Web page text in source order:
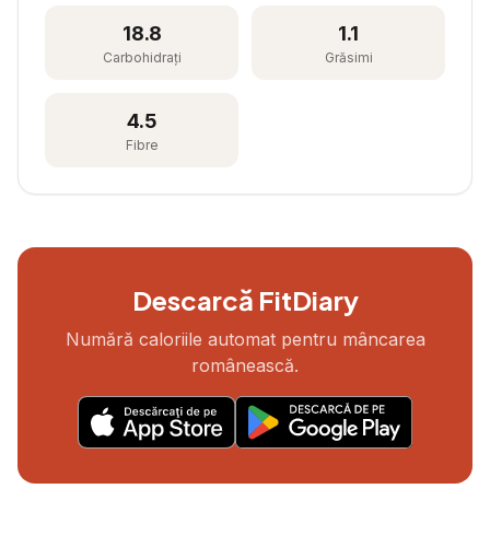
18.8
Carbohidrați
1.1
Grăsimi
4.5
Fibre
Descarcă FitDiary
Numără caloriile automat pentru mâncarea
românească.